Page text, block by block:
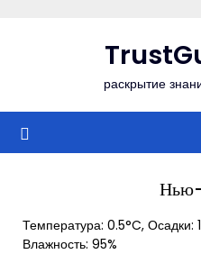
раскрытие
Температура: 0.5°C,
Влажность: 95%